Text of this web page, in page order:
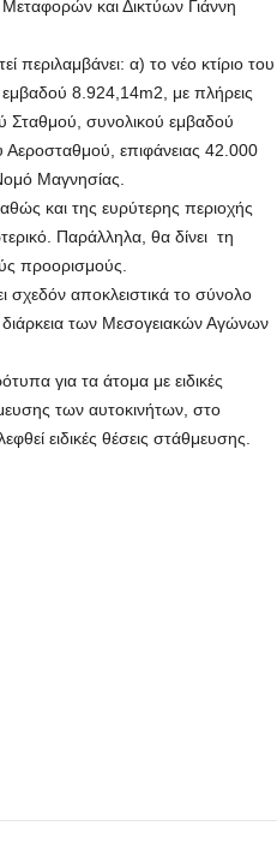
και Δικτύων Γιάννη
περιλαμβάνει: α) το vέο κτίριο του
8.924,14m2, με πλήρεις
Σταθμού, συνολικού εμβαδού
επιφάνειας 42.000
Μαγνησίας.
και της ευρύτερης περιοχής
Παράλληλα, θα δίνει τη
προορισμούς.
σχεδόν αποκλειστικά το σύνολο
των Μεσογειακών Αγώνων
για τα άτομα με ειδικές
των αυτοκινήτων, στο
ειδικές θέσεις στάθμευσης.